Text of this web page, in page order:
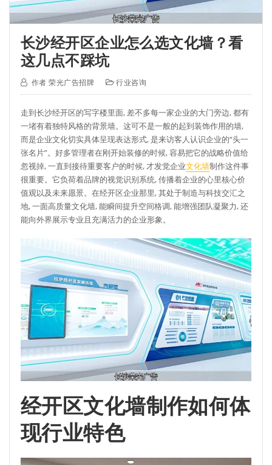
长沙经开区企业怎么选文化墙？看
这几点不踩坑
作者荣光广告招牌 行业咨询
走到长沙经开区的写字楼里面, 差不多每一家企业的大门旁边, 都有
一堵有着独特风格的背景墙。这可不是一般的起到装饰作用的墙,
而是企业文化切实具体呈现表达形式, 是来访客人认识企业的“头一
张名片”。好多管理者在刚开始装修的时候, 容易把它的战略价值给
忽视掉, 一直到接待重要客户的时候, 才发觉企业文化墙制作这件事
很重要。它负荷着品牌的视觉识别系统, 传播着企业的心里核心价
值观以及未来愿景。在经开区企业那里, 其处于制造与科技交汇之
地, 一面高质量文化墙, 能瞬间提升空间格调, 能增强团队凝聚力, 还
能向外界展示专业且充满活力的企业形象。
经开区文化墙制作如何体
现行业特色